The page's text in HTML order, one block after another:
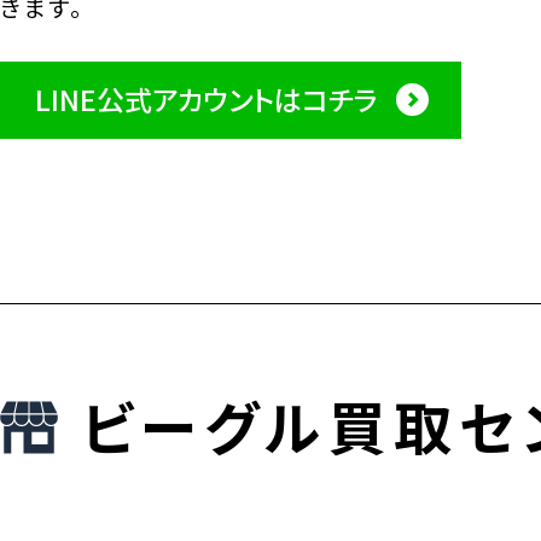
きます。
LINE公式アカウントはコチラ
ビーグル買取セ